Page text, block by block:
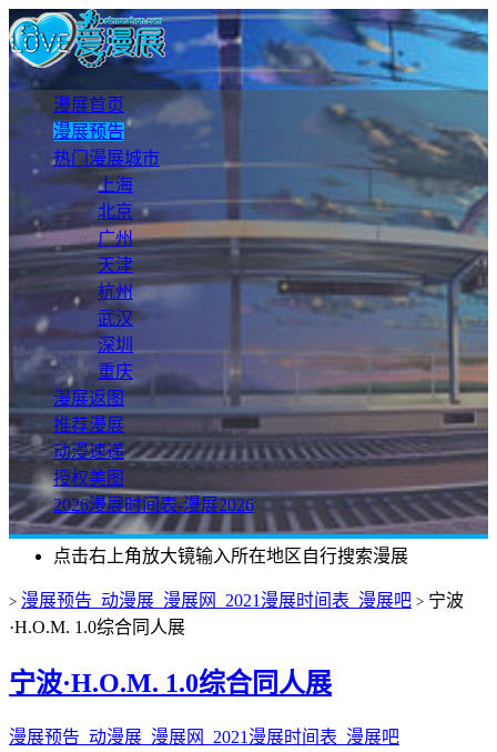
漫展首页
漫展预告
热门漫展城市
上海
北京
广州
天津
杭州
武汉
深圳
重庆
漫展返图
推荐漫展
动漫速递
授权美图
2026漫展时间表-漫展2026
点击右上角放大镜输入所在地区自行搜索漫展
> 漫展预告_动漫展_漫展网_2021漫展时间表_漫展吧 > 宁波
·H.O.M. 1.0综合同人展
宁波·H.O.M. 1.0综合同人展
漫展预告_动漫展_漫展网_2021漫展时间表_漫展吧